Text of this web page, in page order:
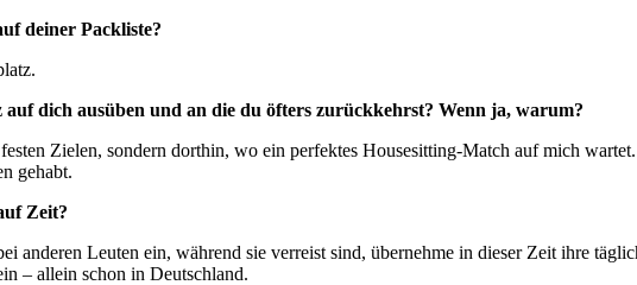
deiner Packliste?
auf dich ausüben und an die du öfters zurückkehrst? Wenn ja, warum?
Zielen, sondern dorthin, wo ein perfektes Housesitting-Match auf mich
gehabt.
Zeit?
anderen Leuten ein, während sie verreist sind, übernehme in dieser Zeit ihre
– allein schon in Deutschland.